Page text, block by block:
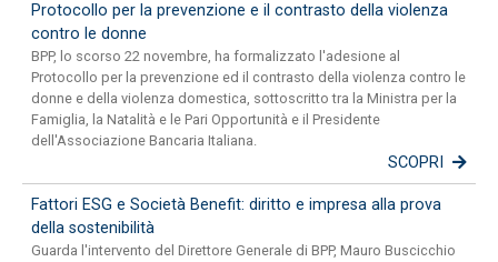
Protocollo per la prevenzione e il contrasto della violenza
contro le donne
BPP, lo scorso 22 novembre, ha formalizzato l'adesione al
Protocollo per la prevenzione ed il contrasto della violenza contro le
donne e della violenza domestica, sottoscritto tra la Ministra per la
Famiglia, la Natalità e le Pari Opportunità e il Presidente
dell'Associazione Bancaria Italiana.
SCOPRI
Fattori ESG e Società Benefit: diritto e impresa alla prova
della sostenibilità
Guarda l'intervento del Direttore Generale di BPP, Mauro Buscicchio